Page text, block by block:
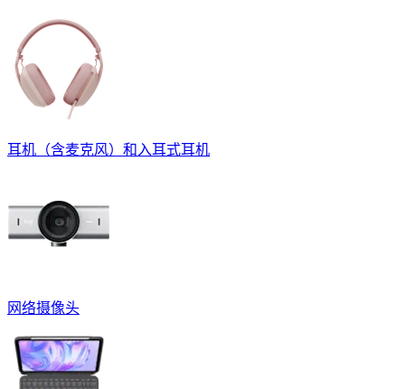
耳机（含麦克风）和入耳式耳机
网络摄像头